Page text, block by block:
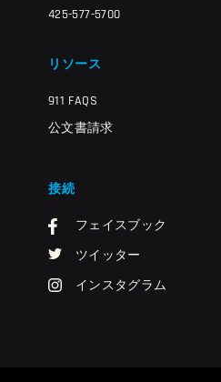
425-577-5700
リソース
911 FAQS
公文書請求
接続
フェイスブック
ツイッター
インスタグラム